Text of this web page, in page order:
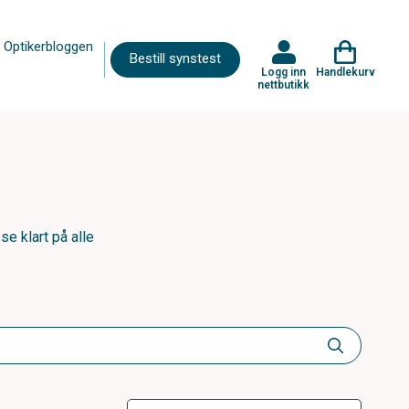
Bestill synstest
Optikerbloggen
Logg inn
nettbutikk
Handlekurv
klart på alle